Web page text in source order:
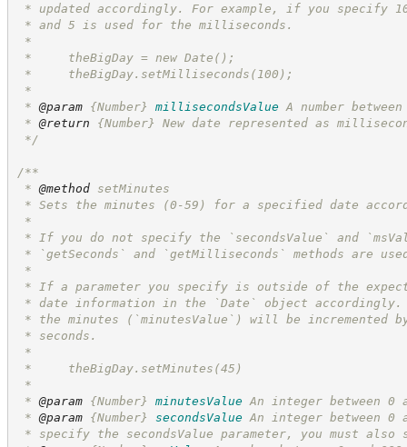
* updated accordingly. For example, if you specify
* and 5 is used for the milliseconds.
*
*     theBigDay = new Date();
*     theBigDay.setMilliseconds(100);
*
* @param {Number} millisecondsValue A number
* @return {Number}
New date represented as
*/
/**
* @method setMinutes
* Sets the minutes (0-59) for a specified date
*
* If you do not specify the `secondsValue` and
* `getSeconds` and `getMilliseconds` methods are
*
* If a parameter you specify is outside of the
* date information in the `Date` object accordingly.
* the minutes (`minutesValue`) will be incremented
* seconds.
*
*     theBigDay.setMinutes(45)
*
* @param {Number} minutesValue An integer between 0
* @param {Number} secondsValue An integer between 0
* specify the secondsValue parameter, you must